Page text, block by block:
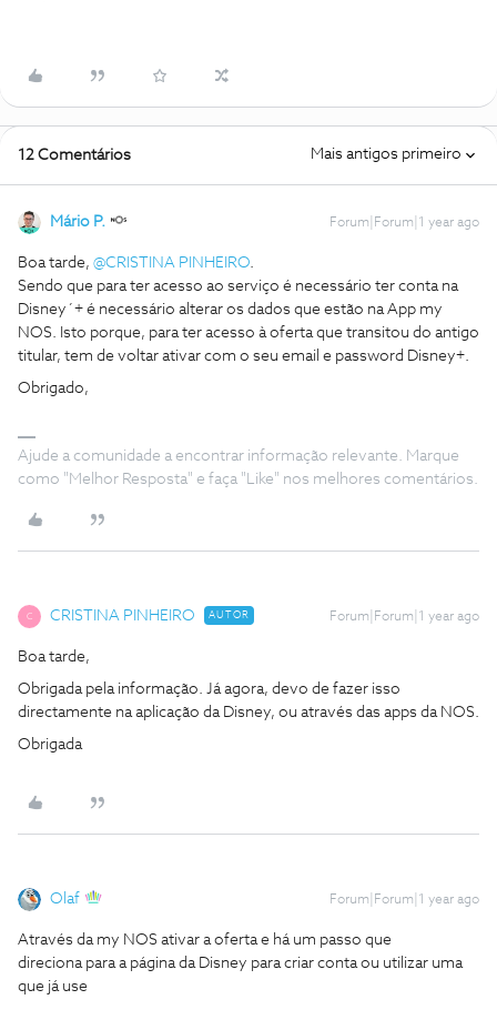
12 Comentários Mais antigos primeiro
Mário P. Forum|Forum|1 year ago
Boa tarde, @CRISTINA PINHEIRO.
Sendo que para ter acesso ao serviço é necessário ter conta na
Disney´+ é necessário alterar os dados que estão na App my
NOS. Isto porque, para ter acesso à oferta que transitou do antigo
titular, tem de voltar ativar com o seu email e password Disney+.
Obrigado,
Ajude a comunidade a encontrar informação relevante. Marque
como "Melhor Resposta" e faça "Like" nos melhores comentários.
C CRISTINA PINHEIRO AUTOR Forum|Forum|1 year ago
Boa tarde,
Obrigada pela informação. Já agora, devo de fazer isso
directamente na aplicação da Disney, ou através das apps da NOS.
Obrigada
Olaf Forum|Forum|1 year ago
Através da my NOS ativar a oferta e há um passo que
direciona para a página da Disney para criar conta ou utilizar uma
que já use